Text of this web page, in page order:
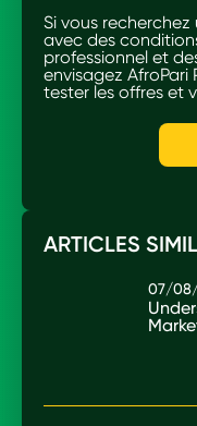
Si vous
avec des
professionnel et
envisagez AfroPari
tester les offres et
ARTICLES
07/